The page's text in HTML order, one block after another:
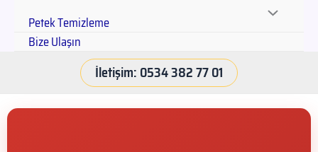
Petek Temizleme
Bize Ulaşın
İletişim: 0534 382 77 01